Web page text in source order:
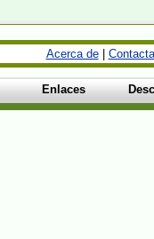
Acerca de|
Enlaces